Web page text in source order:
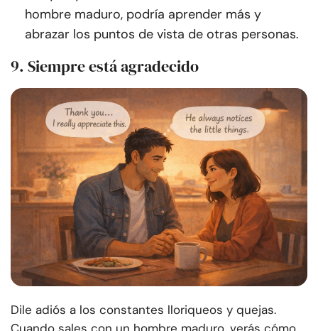
hombre maduro, podría aprender más y
abrazar los puntos de vista de otras personas.
9. Siempre está agradecido
Dile adiós a los constantes lloriqueos y quejas.